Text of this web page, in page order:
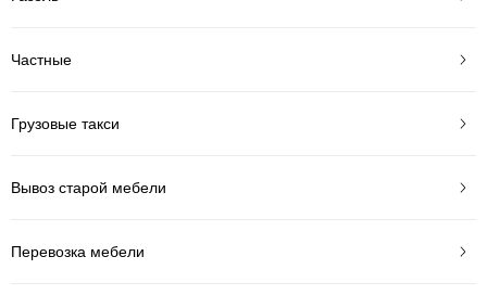
Частные
Грузовые такси
Вывоз старой мебели
Перевозка мебели